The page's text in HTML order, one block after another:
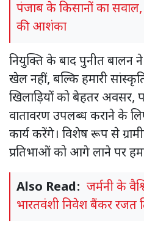
पंजाब के किसानों का
की आशंका
नियुक्ति के बाद पुनीत बालन
खेल नहीं, बल्कि हमारी
खिलाड़ियों को बेहतर अवसर,
वातावरण उपलब्ध कराने के
कार्य करेंगे। विशेष रूप से
प्रतिभाओं को आगे लाने पर
Also Read: जर्मनी के
भारतवंशी निवेश बैंकर रजत